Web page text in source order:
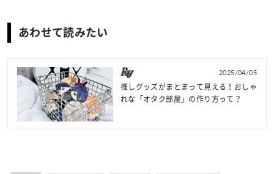
あわせて読みたい
2025/04/05
推しグッズがまとまって見える！おしゃ
れな「オタク部屋」の作り方って？